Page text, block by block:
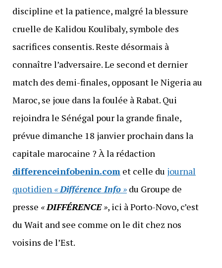
discipline et la patience, malgré la blessure
cruelle de Kalidou Koulibaly, symbole des
sacrifices consentis. Reste désormais à
connaître l’adversaire. Le second et dernier
match des demi-finales, opposant le Nigeria au
Maroc, se joue dans la foulée à Rabat. Qui
rejoindra le Sénégal pour la grande finale,
prévue dimanche 18 janvier prochain dans la
capitale marocaine ? À la rédaction
differenceinfobenin.comet celle du journal
quotidien «Différence Info»du Groupe de
presse «DIFFÉRENCE», ici à Porto-Novo, c’est
du Wait and see comme on le dit chez nos
voisins de l’Est.